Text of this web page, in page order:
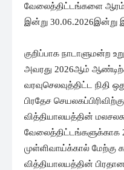
வேலைத்திட்டங்களை
இன்று
குறிப்பாக நாடாளுமன்ற
அவரது 2026ஆம்
வரவுசெலவுத்திட்ட நிதி
பிரதேச
வித்தியாலயத்தின்
வேலைத்திட்டங்களுக்காக
முள்ளிவாய்க்கால் மேற்கு
வித்தியாலயத்தின்